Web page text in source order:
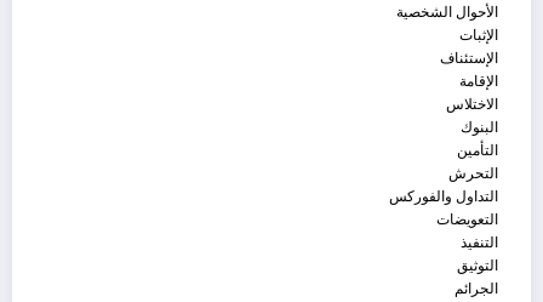
الأحوال الشخصية
الإثبات
الإستئناف
الإقامة
الاختلاس
البنوك
التأمين
التحرش
التداول والفوركس
التعويضات
التنفيذ
التوثيق
الجرائم